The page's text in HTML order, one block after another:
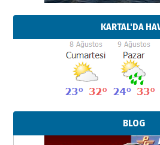
KARTAL'DA
BLOG